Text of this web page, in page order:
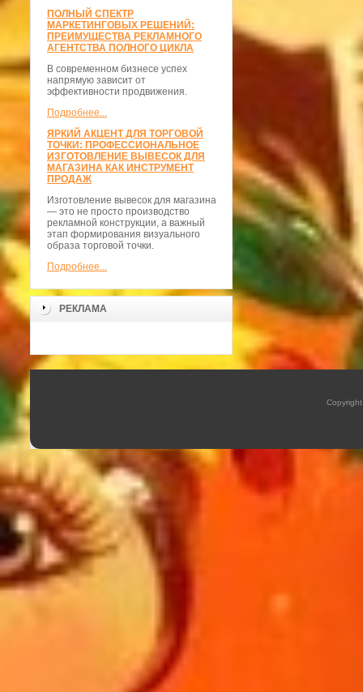
ПОЛНЫЙ СПЕКТР
МАРКЕТИНГОВЫХ РЕШЕНИЙ:
ПРЕИМУЩЕСТВА РЕКЛАМНОГО
АГЕНТСТВА ПОЛНОГО ЦИКЛА
В современном бизнесе успех
напрямую зависит от
эффективности продвижения.
Подробнее...
ЯРКИЙ АКЦЕНТ ДЛЯ ТОРГОВОЙ
ТОЧКИ: ПРОФЕССИОНАЛЬНОЕ
ИЗГОТОВЛЕНИЕ ВЫВЕСОК ДЛЯ
МАГАЗИНА КАК ИНСТРУМЕНТ
ПРОДАЖ
Изготовление вывесок для магазина
— это не просто производство
рекламной конструкции, а важный
этап формирования визуального
образа торговой точки.
Подробнее...
РЕКЛАМА